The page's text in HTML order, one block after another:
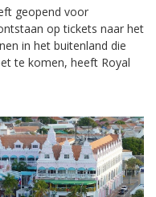
geopend voor
op tickets naar het
in het buitenland die
te komen, heeft Royal